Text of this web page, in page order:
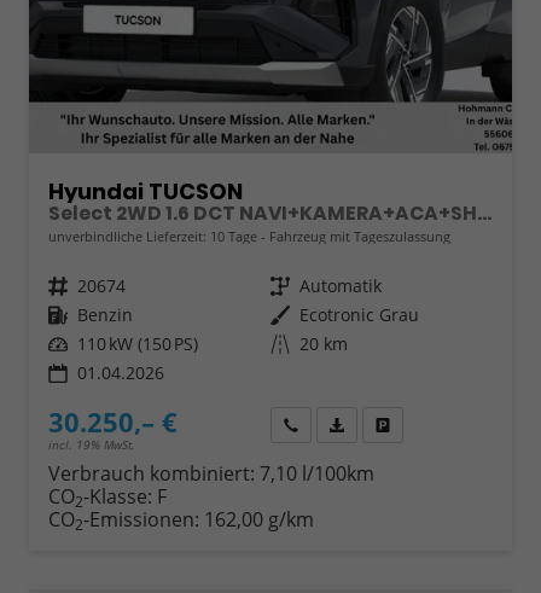
Hyundai TUCSON
Select 2WD 1.6 DCT NAVI+KAMERA+ACA+SHZ+SMARTKEY
unverbindliche Lieferzeit: 10 Tage Fahrzeug mit Tageszulassung
Fahrzeugnr. 20674 Getriebe Automatik
Kraftstoff Benzin Außenfarbe Ecotronic Grau
Leistung 110 kW (150 PS) Kilometerstand 20 km
01.04.2026
30.250,– €
incl. 19% MwSt.
Wir rufen Sie anFahrzeugexposé (PDF)
Verbrauch kombiniert: 7,10 l/100km
CO2-Klasse: F
CO2-Emissionen: 162,00 g/km